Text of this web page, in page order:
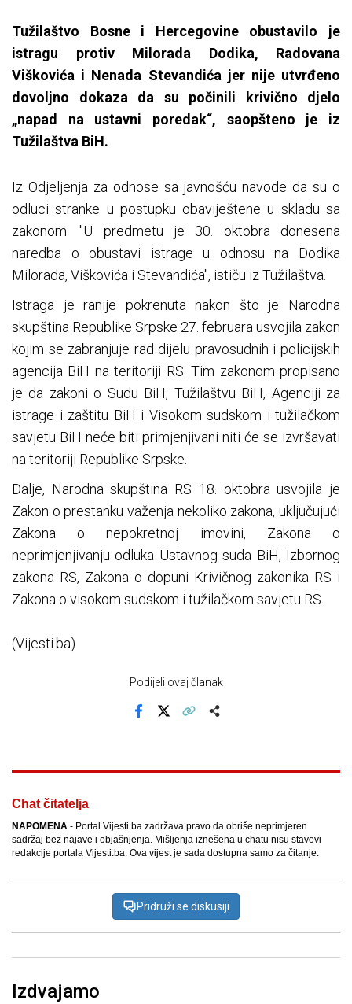
Tužilaštvo Bosne i Hercegovine obustavilo je
istragu protiv Milorada Dodika, Radovana
Viškovića i Nenada Stevandića jer nije utvrđeno
dovoljno dokaza da su počinili krivično djelo
„napad na ustavni poredak“, saopšteno je iz
Tužilaštva BiH.
Iz Odjeljenja za odnose sa javnošću navode da su o
odluci stranke u postupku obaviještene u skladu sa
zakonom. "U predmetu je 30. oktobra donesena
naredba o obustavi istrage u odnosu na Dodika
Milorada, Viškovića i Stevandića", ističu iz Tužilaštva.
Istraga je ranije pokrenuta nakon što je Narodna
skupština Republike Srpske 27. februara usvojila zakon
kojim se zabranjuje rad dijelu pravosudnih i policijskih
agencija BiH na teritoriji RS. Tim zakonom propisano
je da zakoni o Sudu BiH, Tužilaštvu BiH, Agenciji za
istrage i zaštitu BiH i Visokom sudskom i tužilačkom
savjetu BiH neće biti primjenjivani niti će se izvršavati
na teritoriji Republike Srpske.
Dalje, Narodna skupština RS 18. oktobra usvojila je
Zakon o prestanku važenja nekoliko zakona, uključujući
Zakona o nepokretnoj imovini, Zakona o
neprimjenjivanju odluka Ustavnog suda BiH, Izbornog
zakona RS, Zakona o dopuni Krivičnog zakonika RS i
Zakona o visokom sudskom i tužilačkom savjetu RS.
(Vijesti.ba)
Podijeli ovaj članak
Chat čitatelja
NAPOMENA - Portal Vijesti.ba zadržava pravo da obriše neprimjeren
sadržaj bez najave i objašnjenja. Mišljenja iznešena u chatu nisu stavovi
redakcije portala Vijesti.ba. Ova vijest je sada dostupna samo za čitanje.
Pridruži se diskusiji
Izdvajamo